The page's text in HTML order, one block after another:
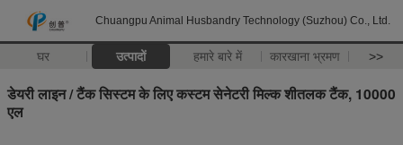
Chuangpu Animal Husbandry Technology (Suzhou) Co., Ltd.
घर उत्पादों हमारे बारे में कारखाना भ्रमण >>
डेयरी लाइन / टैंक सिस्टम के लिए कस्टम सेनेटरी मिल्क शीतलक टैंक, 10000
एल